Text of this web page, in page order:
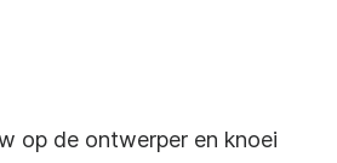
op de ontwerper en knoei